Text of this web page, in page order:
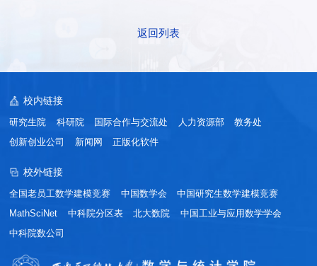
返回列表
校内链接
研究生院 科研院 国际合作与交流处 人力资源部
教务处
创新创业公司
新闻网 正版化软件
校外链接
全国老员工数学建模竞赛 中国数学会
中国研究生数学建模竞赛
MathSciNet
中科院分区表 北大数院
中国工业与应用数学学会
中科院数公司